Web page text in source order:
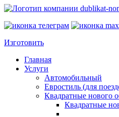
Изготовить
Главная
Услуги
Автомобильный
Евростиль (для
Квадратные нового
Квадратные